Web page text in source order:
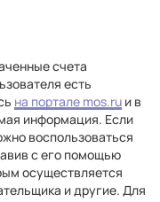
счета
есть
на портале mos.ru и в
информация. Если
воспользоваться
с его помощью
осуществляется
и другие. Для